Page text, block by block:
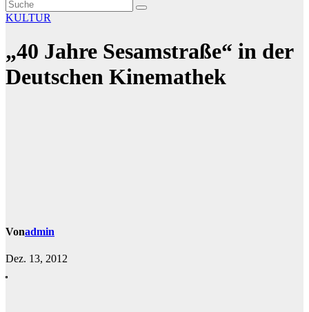
KULTUR
„40 Jahre Sesamstraße“ in der
Deutschen Kinemathek
Vonadmin
Dez. 13, 2012